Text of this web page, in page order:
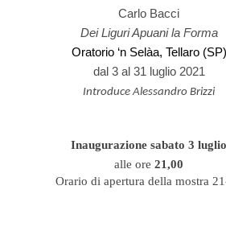
Carlo Bacci
Dei Liguri Apuani la Forma
Oratorio ‘n Selàa, Tellaro (SP)
dal 3 al 31 luglio 2021
Introduce Alessandro Brizzi
Inaugurazione sabato 3 luglio
alle ore 21,00
Orario di apertura della mostra